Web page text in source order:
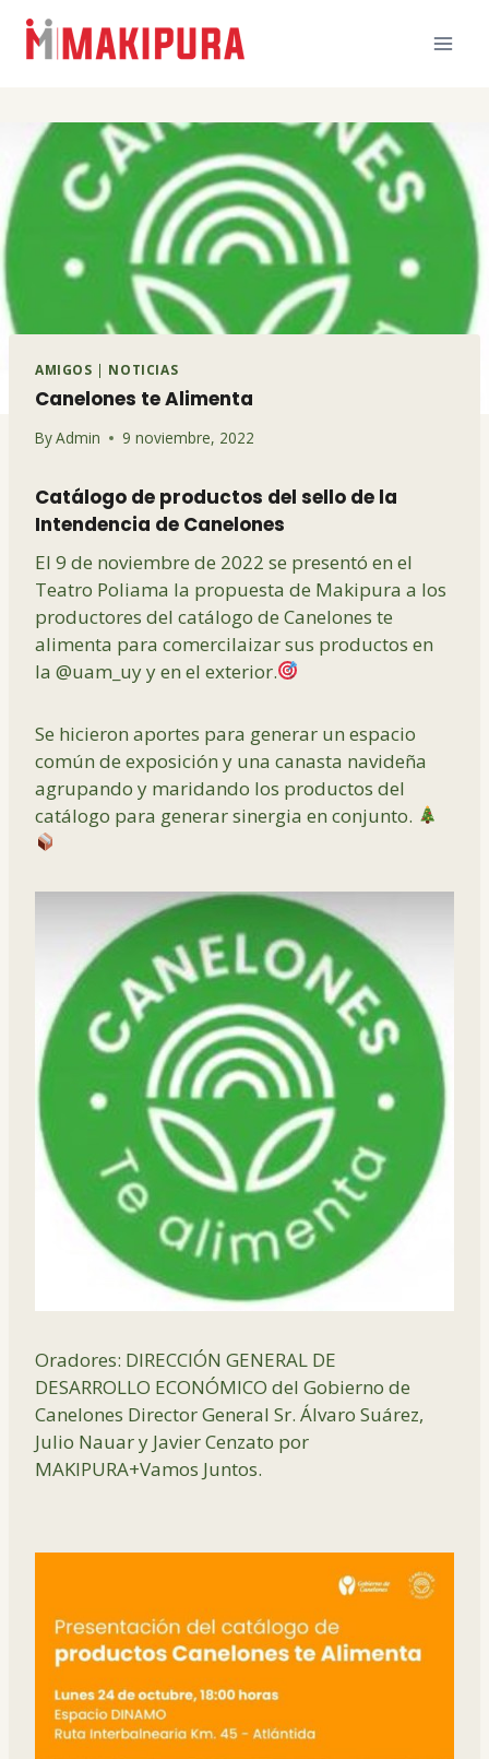
Skip
content
AMIGOS | NOTICIAS
Canelones te Alimenta
ByAdmin 9 noviembre, 2022
Catálogo de productos del sello de la
Intendencia de Canelones
El 9 de noviembre de 2022 se presentó en el
Teatro Poliama la propuesta de Makipura a los
productores del catálogo de Canelones te
alimenta para comercilaizar sus productos en
la @uam_uyy en el exterior.
Se hicieron aportes para generar un espacio
común de exposición y una canasta navideña
agrupando y maridando los productos del
catálogo para generar sinergia en conjunto.
Oradores: DIRECCIÓN GENERAL DE
DESARROLLO ECONÓMICO del Gobierno de
Canelones Director General Sr. Álvaro Suárez,
Julio Nauar y Javier Cenzato por
MAKIPURA+Vamos Juntos.